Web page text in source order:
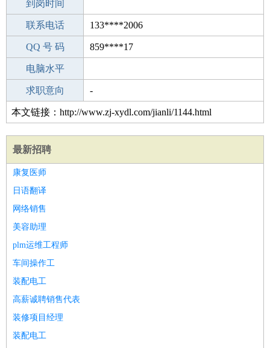
驾 照
到岗时间
期望月薪
联系电话 133****2006
手机号码 133****2006
QQ 号 码 859****17
微信号码
电脑水平
外语水平
求职意向 -
本文链接：http://www.zj-xydl.com/jianli/1144.html
最新招聘
康复医师
日语翻译
网络销售
美容助理
plm运维工程师
车间操作工
装配电工
高薪诚聘销售代表
装修项目经理
装配电工